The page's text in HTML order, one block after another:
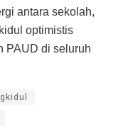
antara sekolah,
optimistis
PAUD di seluruh